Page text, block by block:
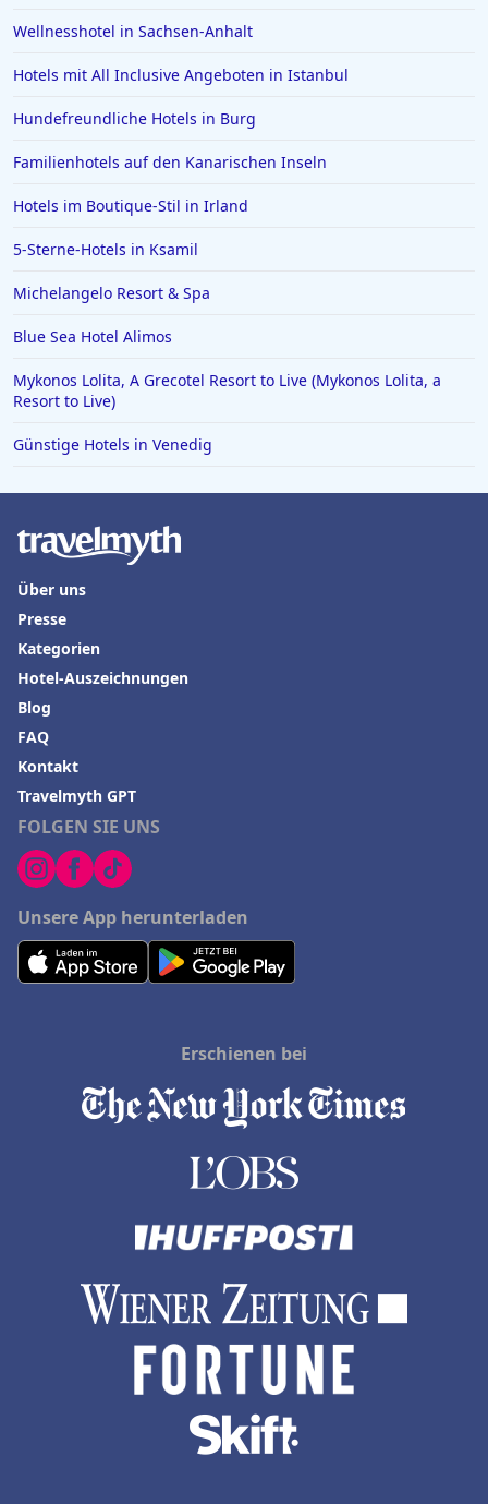
Wellnesshotel in Sachsen-Anhalt
Hotels mit All Inclusive Angeboten in Istanbul
Hundefreundliche Hotels in Burg
Familienhotels auf den Kanarischen Inseln
Hotels im Boutique-Stil in Irland
5-Sterne-Hotels in Ksamil
Michelangelo Resort & Spa
Blue Sea Hotel Alimos
Mykonos Lolita, A Grecotel Resort to Live (Mykonos Lolita, a
Resort to Live)
Günstige Hotels in Venedig
FOLGEN SIE UNS
Unsere App herunterladen
Über uns
Presse
Kategorien
Hotel-Auszeichnungen
Blog
FAQ
Kontakt
Travelmyth GPT
Erschienen bei